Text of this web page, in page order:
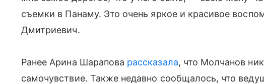
съемки в Панаму. Это очень яркое и красивое
Дмитриевич.
Ранее Арина Шарапова рассказала, что Молчанов
самочувствие. Также недавно сообщалось, что